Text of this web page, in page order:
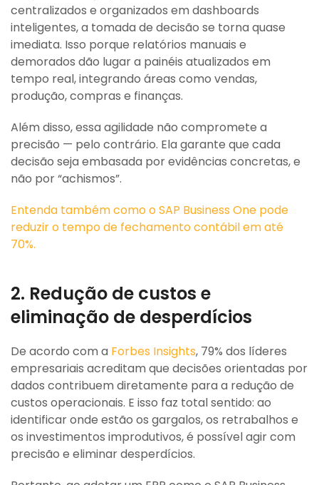
centralizados e organizados em dashboards
inteligentes, a tomada de decisão se torna quase
imediata. Isso porque relatórios manuais e
demorados dão lugar a painéis atualizados em
tempo real, integrando áreas como vendas,
produção, compras e finanças.
Além disso, essa agilidade não compromete a
precisão — pelo contrário. Ela garante que cada
decisão seja embasada por evidências concretas, e
não por “achismos”.
Entenda também como o SAP Business One pode
reduzir o tempo de fechamento contábil em até
70%.
2. Redução de custos e
eliminação de desperdícios
De acordo com a Forbes Insights, 79% dos líderes
empresariais acreditam que decisões orientadas por
dados contribuem diretamente para a redução de
custos operacionais. E isso faz total sentido: ao
identificar onde estão os gargalos, os retrabalhos e
os investimentos improdutivos, é possível agir com
precisão e eliminar desperdícios.